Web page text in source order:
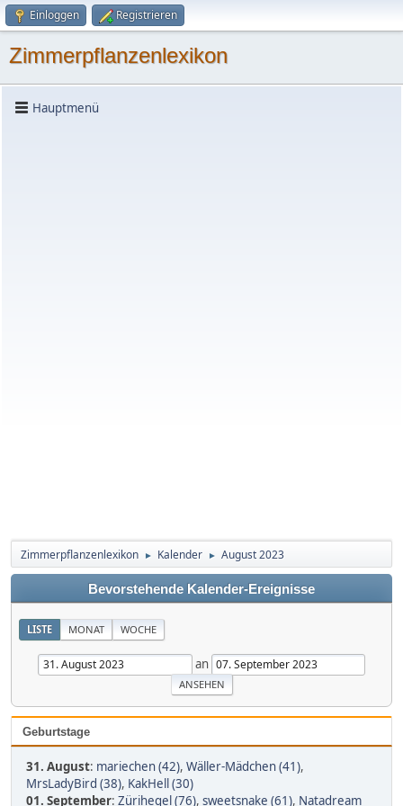
Einloggen Registrieren
Zimmerpflanzenlexikon
Hauptmenü
Zimmerpflanzenlexikon ► Kalender ► August 2023
Bevorstehende Kalender-Ereignisse
LISTE MONAT WOCHE
an
Geburtstage
31. August: mariechen (42), Wäller-Mädchen (41),
MrsLadyBird (38), KakHell (30)
01. September: Zürihegel (76), sweetsnake (61), Natadream